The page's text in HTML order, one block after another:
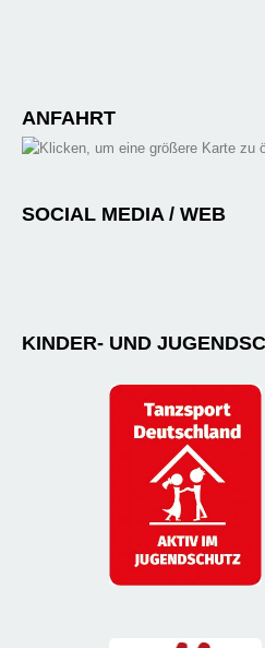
ANFAHRT
SOCIAL MEDIA / WEB
KINDER- UND